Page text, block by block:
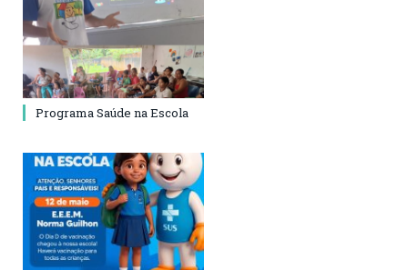
Programa Saúde na Escola